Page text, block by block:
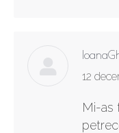
says:
12
Mi-as